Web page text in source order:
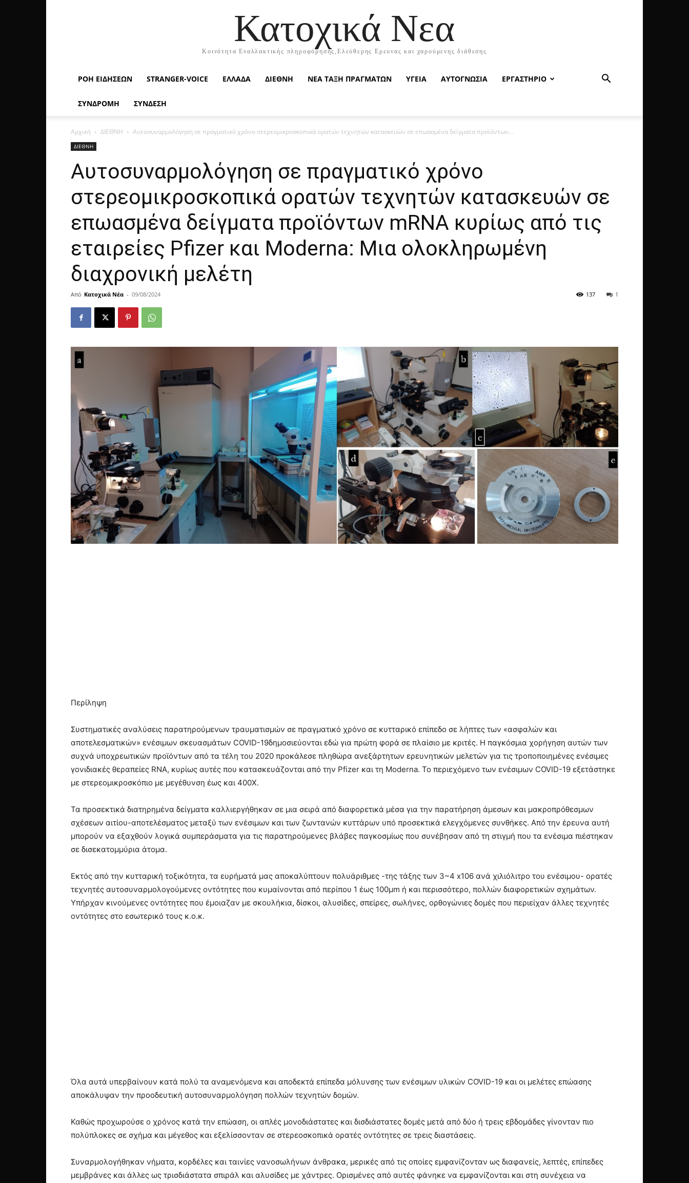
Κατοχικά Νεα
Κοινότητα Εναλλακτικής πληροφόρησης,Ελεύθερης Ερευνας και χαρούμενης διάθεσης
ΡΟΉ ΕΙΔΉΣΕΩΝ STRANGER-VOICE ΕΛΛΑΔΑ ΔΙΕΘΝΗ ΝΕΑ ΤΑΞΗ ΠΡΑΓΜΑΤΩΝ ΥΓΕΙΑ ΑΥΤΟΓΝΩΣΙΑ ΕΡΓΑΣΤΗΡΙΟ
ΣΥΝΔΡΟΜΗ ΣΥΝΔΕΣΗ
Αρχική ΔΙΕΘΝΗ Αυτοσυναρμολόγηση σε πραγματικό χρόνο στερεομικροσκοπικά ορατών τεχνητών κατασκευών σε επωασμένα δείγματα προϊόντων...
ΔΙΕΘΝΗ
Αυτοσυναρμολόγηση σε πραγματικό χρόνο
στερεομικροσκοπικά ορατών τεχνητών κατασκευών σε
επωασμένα δείγματα προϊόντων mRNA κυρίως από τις
εταιρείες Pfizer και Moderna: Μια ολοκληρωμένη
διαχρονική μελέτη
Από Κατοχικά Νέα - 09/08/2024 1
137
Περίληψη
Συστηματικές αναλύσεις παρατηρούμενων τραυματισμών σε πραγματικό χρόνο σε κυτταρικό επίπεδο σε λήπτες των «ασφαλών και
αποτελεσματικών» ενέσιμων σκευασμάτων COVID-19δημοσιεύονται εδώ για πρώτη φορά σε πλαίσιο με κριτές. Η παγκόσμια χορήγηση αυτών των
συχνά υποχρεωτικών προϊόντων από τα τέλη του 2020 προκάλεσε πληθώρα ανεξάρτητων ερευνητικών μελετών για τις τροποποιημένες ενέσιμες
γονιδιακές θεραπείες RNA, κυρίως αυτές που κατασκευάζονται από την Pfizer και τη Moderna. Το περιεχόµενο των ενέσιµων COVID-19 εξετάστηκε
µε στερεοµικροσκόπιο µε µεγέθυνση έως και 400Χ.
Τα προσεκτικά διατηρηµένα δείγµατα καλλιεργήθηκαν σε µια σειρά από διαφορετικά µέσα για την παρατήρηση άµεσων και µακροπρόθεσµων
σχέσεων αιτίου-αποτελέσµατος µεταξύ των ενέσιµων και των ζωντανών κυττάρων υπό προσεκτικά ελεγχόµενες συνθήκες. Από την έρευνα αυτή
μπορούν να εξαχθούν λογικά συμπεράσματα για τις παρατηρούμενες βλάβες παγκοσμίως που συνέβησαν από τη στιγμή που τα ενέσιμα πιέστηκαν
σε δισεκατομμύρια άτομα.
Εκτός από την κυτταρική τοξικότητα, τα ευρήματά μας αποκαλύπτουν πολυάριθμες -της τάξης των 3~4 x106 ανά χιλιόλιτρο του ενέσιμου- ορατές
τεχνητές αυτοσυναρμολογούμενες οντότητες που κυμαίνονται από περίπου 1 έως 100μm ή και περισσότερο, πολλών διαφορετικών σχημάτων.
Υπήρχαν κινούμενες οντότητες που έμοιαζαν με σκουλήκια, δίσκοι, αλυσίδες, σπείρες, σωλήνες, ορθογώνιες δομές που περιείχαν άλλες τεχνητές
οντότητες στο εσωτερικό τους κ.ο.κ.
Όλα αυτά υπερβαίνουν κατά πολύ τα αναμενόμενα και αποδεκτά επίπεδα μόλυνσης των ενέσιμων υλικών COVID-19 και οι μελέτες επώασης
αποκάλυψαν την προοδευτική αυτοσυναρμολόγηση πολλών τεχνητών δομών.
Καθώς προχωρούσε ο χρόνος κατά την επώαση, οι απλές µονοδιάστατες και δισδιάστατες δοµές µετά από δύο ή τρεις εβδοµάδες γίνονταν πιο
πολύπλοκες σε σχήµα και µέγεθος και εξελίσσονταν σε στερεοσκοπικά ορατές οντότητες σε τρεις διαστάσεις.
Συναρμολογήθηκαν νήματα, κορδέλες και ταινίες νανοσωλήνων άνθρακα, μερικές από τις οποίες εμφανίζονταν ως διαφανείς, λεπτές, επίπεδες
μεμβράνες και άλλες ως τρισδιάστατα σπιράλ και αλυσίδες με χάντρες. Ορισμένες από αυτές φάνηκε να εμφανίζονται και στη συνέχεια να